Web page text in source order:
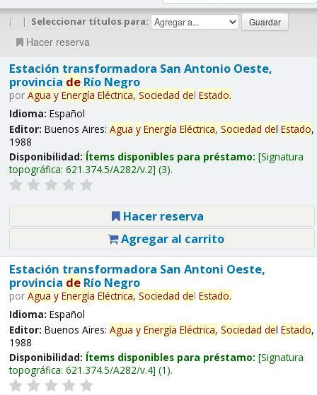
| | Seleccionar títulos para:
Hacer reserva
Estación transformadora San Antonio Oeste,
provincia deRío Negro
por Agua y Energía Eléctrica, Sociedad del Estado.
Idioma: Español
Editor: Buenos Aires: Agua y Energía Eléctrica, Sociedad del Estado,
1988
Disponibilidad: Ítems disponibles para préstamo: Signatura
topográfica: 621.374.5/A282/v.2 (3).
Hacer reserva
Agregar al carrito
Estación transformadora San Antoni Oeste,
provincia deRío Negro
por Agua y Energía Eléctrica, Sociedad del Estado.
Idioma: Español
Editor: Buenos Aires: Agua y Energía Eléctrica, Sociedad del Estado,
1988
Disponibilidad: Ítems disponibles para préstamo: Signatura
topográfica: 621.374.5/A282/v.4 (1).